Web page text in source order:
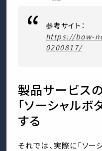
参考サイト：
https://bow-
0200817/
製品サービス
「ソーシャルボ
する
それでは、実際に「ソー